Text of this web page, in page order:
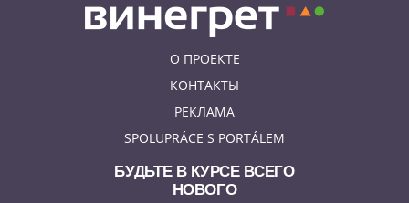
О ПРОЕКТЕ
КОНТАКТЫ
РЕКЛАМА
SPOLUPRÁCE S PORTÁLEM
БУДЬТЕ В КУРСЕ ВСЕГО
НОВОГО